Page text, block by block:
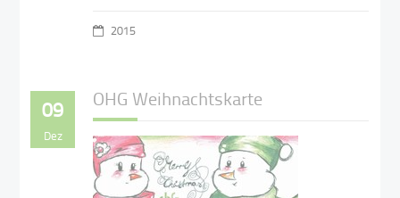
2015
09
Dez
OHG Weihnachtskarte